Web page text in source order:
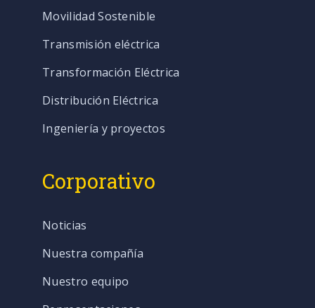
Movilidad Sostenible
Transmisión eléctrica
Transformación Eléctrica
Distribución Eléctrica
Ingeniería y proyectos
Corporativo
Noticias
Nuestra compañía
Nuestro equipo